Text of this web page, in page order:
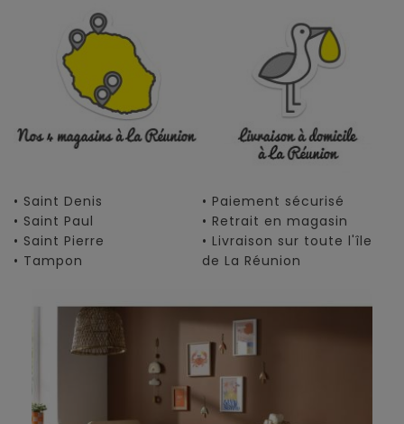
• Saint Denis
• Saint Paul
• Saint Pierre
• Tampon
• Paiement sécurisé
• Retrait en magasin
• Livraison sur toute l'île
de La Réunion